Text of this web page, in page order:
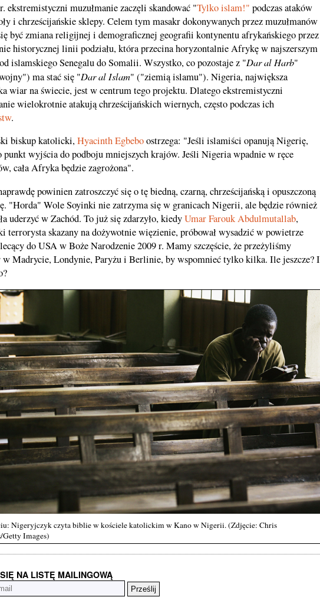
ekstremistyczni muzułmanie zaczęli skandować "Tylko islam!" podczas ataków
i chrześcijańskie sklepy. Celem tym masakr dokonywanych przez muzułmanów
być zmiana religijnej i demograficznej geografii kontynentu afrykańskiego przez
historycznej linii podziału, która przecina horyzontalnie Afrykę w najszerszym
islamskiego Senegalu do Somalii. Wszystko, co pozostaje z "Dar al Harb"
ma stać się "Dar al Islam" ("ziemią islamu"). Nigeria, największa
wiar na świecie, jest w centrum tego projektu. Dlatego ekstremistyczni
wielokrotnie atakują chrześcijańskich wiernych, często podczas ich
.
biskup katolicki,Hyacinth Egbeboostrzega: "Jeśli islamiści opanują Nigerię,
punkt wyjścia do podboju mniejszych krajów. Jeśli Nigeria wpadnie w ręce
cała Afryka będzie zagrożona".
powinien zatroszczyć się o tę biedną, czarną, chrześcijańską i opuszczoną
"Horda" Wole Soyinki nie zatrzyma się w granicach Nigerii, ale będzie również
uderzyć w Zachód. To już się zdarzyło, kiedyUmar Farouk Abdulmutallab,
terrorysta skazany na dożywotnie więzienie, próbował wysadzić w powietrze
do USA w Boże Narodzenie 2009 r. Mamy szczęście, że przeżyliśmy
w Madrycie, Londynie, Paryżu i Berlinie, by wspomnieć tylko kilka. Ile jeszcze? I
Nigeryjczyk czyta biblie w kościele katolickim w Kano w Nigerii. (Zdjęcie: Chris
Getty Images)
NA LISTĘ MAILINGOWĄ